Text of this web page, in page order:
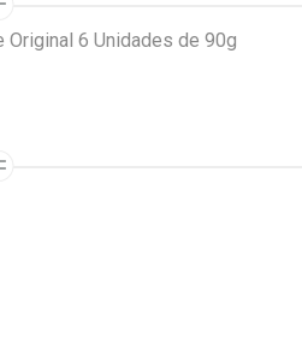
Original 6 Unidades de 90g